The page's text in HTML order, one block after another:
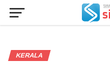
KERALA